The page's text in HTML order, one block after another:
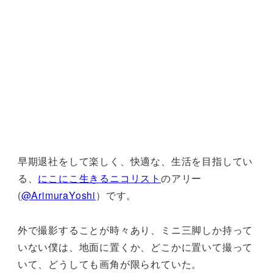
早期退社をして楽しく、快適な、生活を目指してい
る、 にこにこ生きるニコリストのアリー
(@ArimuraYoshi）です。
外で撮影することが時々あり、ミニ三脚しか持って
いない僕は、地面に置くか、どこかに置いて撮って
いて、どうしても画角が限られていた。